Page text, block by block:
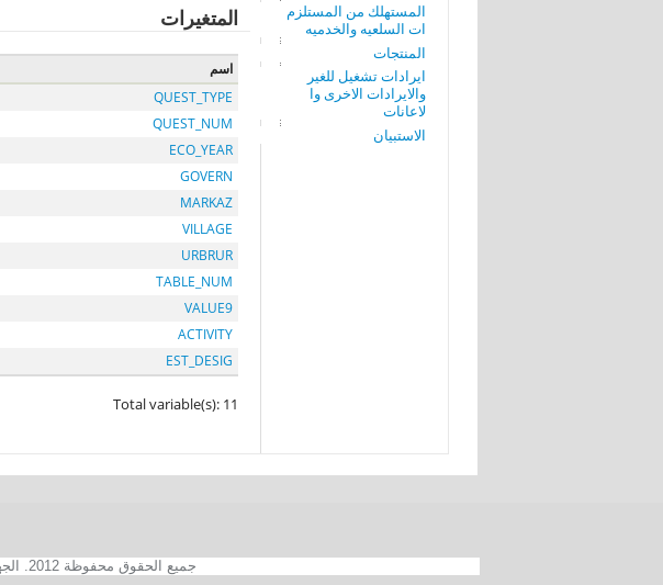
المستهلك من المستلزم
ات السلعيه والخدميه
المنتجات
ايرادات تشغيل للغير
والايرادات الاخرى وا
لاعانات
الاستبيان
المتغيرات
اسم
QUEST_TYPE
QUEST_NUM
ECO_YEAR
GOVERN
MARKAZ
VILLAGE
URBRUR
TABLE_NUM
VALUE9
ACTIVITY
EST_DESIG
Total variable(s): 11
جميع الحقوق محفوظة 2012. الجهاز المركزي للتعبئة العامة والإحصاءات. لمزيد من الاستفسارات الفنية بخصوص الصفحة الالكترونية